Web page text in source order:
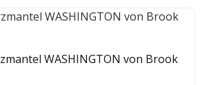
WASHINGTON von Brook